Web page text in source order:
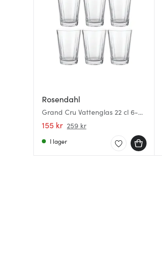
Rosendahl
Grand Cru Vattenglas 22 cl 6-
pack
155 kr 259 kr
I lager